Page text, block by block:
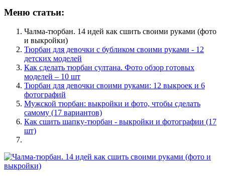
Меню статьи:
Чалма-тюрбан. 14 идей как сшить своими руками (фото
и выкройки)
Тюрбан для девочки с бубликом своими руками - 12
детских моделей
Как сделать тюрбан султана. Фото обзор готовых
моделей – 10 шт
Тюрбан для девочки своими руками: 12 выкроек и 6
фотографий
Мужской тюрбан: выкройки и фото, чтобы сделать
самому (17 вариантов)
Как сшить шапку-тюрбан - выкройки и фотографии (17
шт)